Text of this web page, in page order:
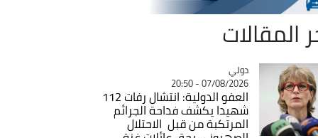
المقالات
Catégorie
دولي
07/08/2026 - 20:50
العفو الدولية: انتشال رفات 112
شهيدا يكشف فداحة الجرائم
المرتكبة من قبل الاحتلال